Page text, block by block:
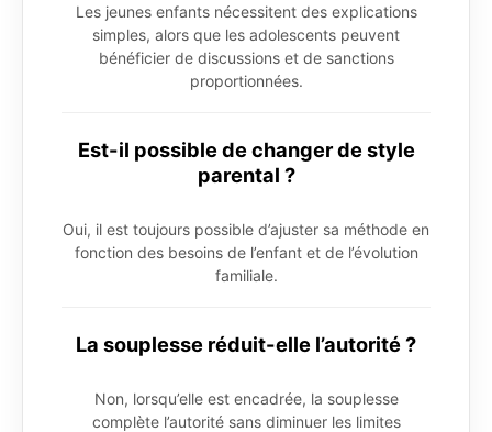
Les jeunes enfants nécessitent des explications
simples, alors que les adolescents peuvent
bénéficier de discussions et de sanctions
proportionnées.
Est-il possible de changer de style
parental ?
Oui, il est toujours possible d’ajuster sa méthode en
fonction des besoins de l’enfant et de l’évolution
familiale.
La souplesse réduit-elle l’autorité ?
Non, lorsqu’elle est encadrée, la souplesse
complète l’autorité sans diminuer les limites